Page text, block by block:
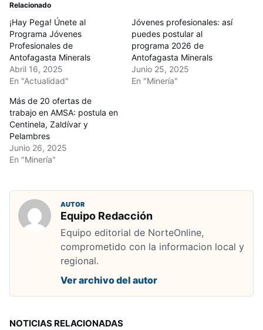
Relacionado
¡Hay Pega! Únete al
Programa Jóvenes
Profesionales de
Antofagasta Minerals
Abril 16, 2025
En "Actualidad"
Jóvenes profesionales: así
puedes postular al
programa 2026 de
Antofagasta Minerals
Junio 25, 2025
En "Minería"
Más de 20 ofertas de
trabajo en AMSA: postula en
Centinela, Zaldívar y
Pelambres
Junio 26, 2025
En "Minería"
AUTOR
Equipo Redacción
Equipo editorial de NorteOnline,
comprometido con la informacion local y
regional.
Ver archivo del autor
NOTICIAS RELACIONADAS